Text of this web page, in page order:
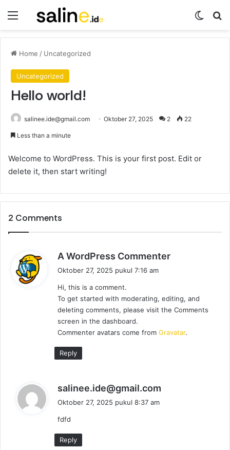
Menu
Home / Uncategorized
Uncategorized
Hello world!
salinee.ide@gmail.com Oktober 27, 2025 2 22
Less than a minute
Welcome to WordPress. This is your first post. Edit or
delete it, then start writing!
2 Comments
A WordPress Commenter
a
t
:
Oktober 27, 2025 pukul 7:16 am
Hi, this is a comment.
To get started with moderating, editing, and
deleting comments, please visit the Comments
screen in the dashboard.
Commenter avatars come from Gravatar.
Reply
salinee.ide@gmail.com
Oktober 27, 2025 pukul 8:37 am
fdfd
Reply